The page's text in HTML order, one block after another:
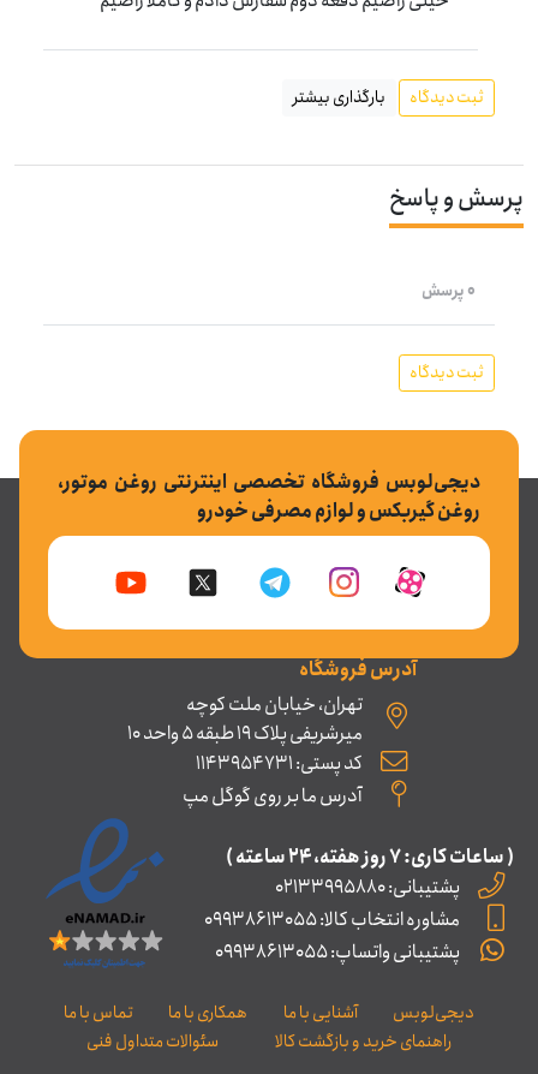
ثبت دیدگاه بارگذاری بیشتر
پرسش و پاسخ
0 پرسش
ثبت دیدگاه
دیجی‌لوبس فروشگاه تخصصی اینترنتی روغن موتور،
روغن گیربکس و لوازم مصرفی خودرو
آدرس فروشگاه
تهران، خیابان ملت کوچه
میرشریفی پلاک 19 طبقه 5 واحد 10
کد پستی: 1143954731
آدرس ما بر روی گوگل مپ
( ساعات کاری: ۷ روز ﻫﻔﺘﻪ، ۲۴ ﺳﺎﻋﺘﻪ )
پشتیبانی: 02133995880
مشاوره انتخاب کالا: 09938613055
پشتیبانی واتساپ: 09938613055
دیجی‌لوبس آشنایی با ما همکاری با ما
تماس با ما
راهنمای خرید و بازگشت کالا
سئوالات متداول فنی